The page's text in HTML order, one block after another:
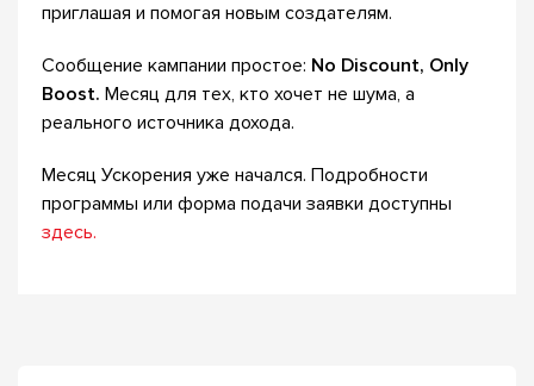
приглашая и помогая новым создателям.
Сообщение кампании простое: No Discount, Only
Boost. Месяц для тех, кто хочет не шума, а
реального источника дохода.
Месяц Ускорения уже начался. Подробности
программы или форма подачи заявки доступны
здесь.